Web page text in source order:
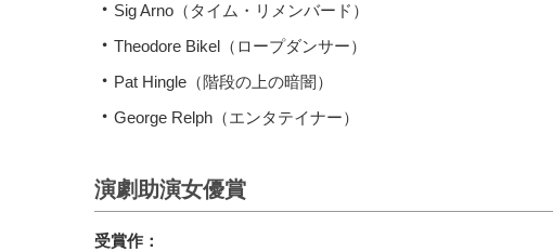
Sig Arno（タイム・リメンバード）
Theodore Bikel（ロープダンサー）
Pat Hingle（階段の上の暗闇）
George Relph（エンタテイナー）
演劇助演女優賞
受賞作：